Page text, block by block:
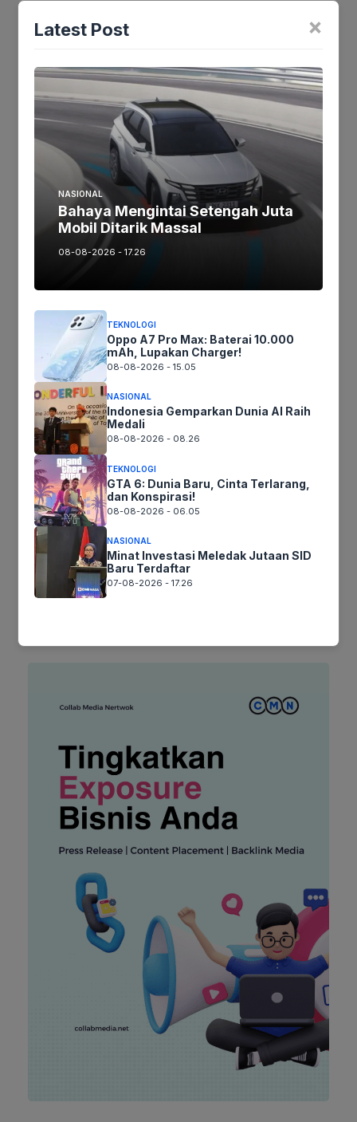
Terima Kasih
Tags:
Ikuti kami :
Tinggalkan komentar
Komentar
Nama
Surel
Situs
web
Simpan nama, email, dan situs web saya pada peramban ini
untuk komentar saya berikutnya.
×
Latest Post
NASIONAL
Bahaya Mengintai Setengah Juta
Mobil Ditarik Massal
08-08-2026 - 17.26
TEKNOLOGI
Oppo A7 Pro Max: Baterai 10.000
mAh, Lupakan Charger!
08-08-2026 - 15.05
NASIONAL
Indonesia Gemparkan Dunia AI Raih
Medali
08-08-2026 - 08.26
TEKNOLOGI
GTA 6: Dunia Baru, Cinta Terlarang,
dan Konspirasi!
08-08-2026 - 06.05
NASIONAL
Minat Investasi Meledak Jutaan SID
Baru Terdaftar
07-08-2026 - 17.26